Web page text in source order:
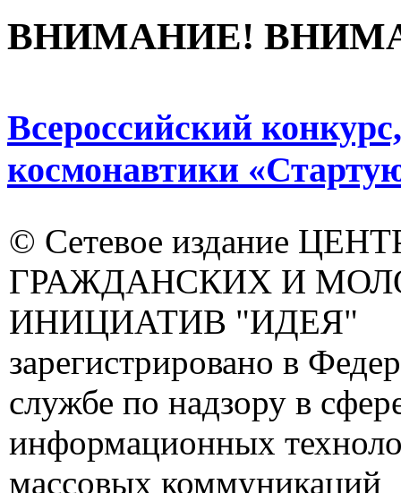
ВНИМАНИЕ!
Всероссийский
космонавтики
© Сетевое издание
ГРАЖДАНСКИХ И
ИНИЦИАТИВ "ИДЕЯ"
зарегистрировано в
службе по надзору в
информационных
массовых коммуникаций